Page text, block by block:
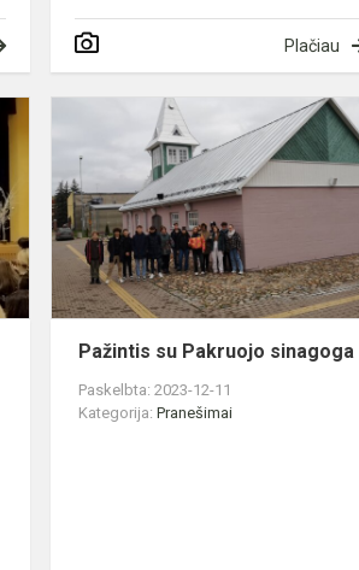
Plačiau
sveikata“
paskaita
Pažintis su Pakruojo sinagoga
Paskelbta: 2023-12-11
Kategorija:Pranešimai